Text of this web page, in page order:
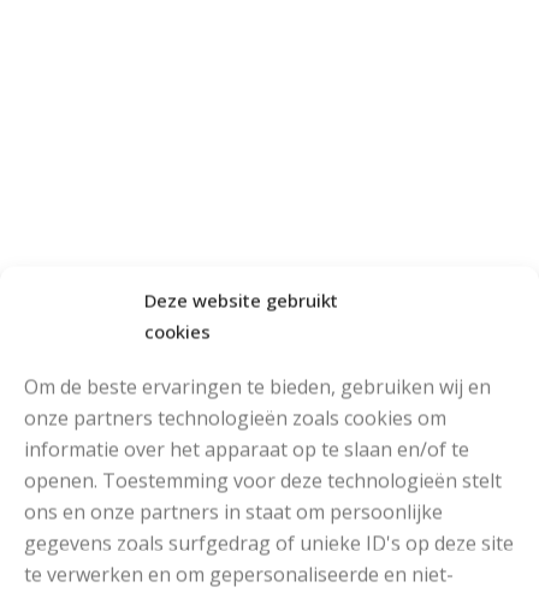
Deze website gebruikt
cookies
Om de beste ervaringen te bieden, gebruiken wij en
onze partners technologieën zoals cookies om
informatie over het apparaat op te slaan en/of te
openen. Toestemming voor deze technologieën stelt
ons en onze partners in staat om persoonlijke
gegevens zoals surfgedrag of unieke ID's op deze site
te verwerken en om gepersonaliseerde en niet-
Katia Big Ribbon , Katia Big Ribbon Plus